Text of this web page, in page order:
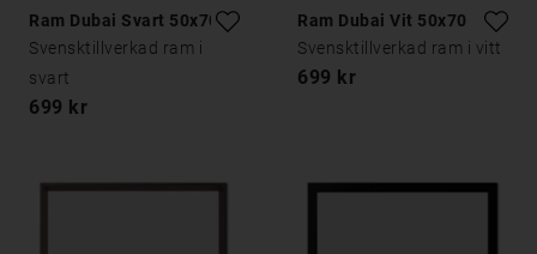
Ram Dubai Svart 50x70
Svensktillverkad ram i
svart
699 kr
Ram Dubai Vit 50x70
Svensktillverkad ram i vitt
699 kr